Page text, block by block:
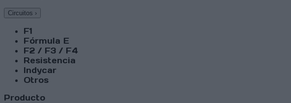
Circuitos ›
F1
Fórmula E
F2 / F3 / F4
Resistencia
Indycar
Otros
Producto